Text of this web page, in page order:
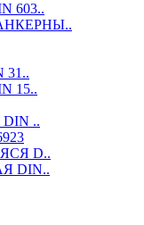
603..
15..
..
D..
DIN..